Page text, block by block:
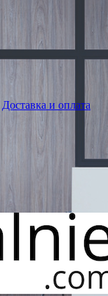
Доставка и оплата